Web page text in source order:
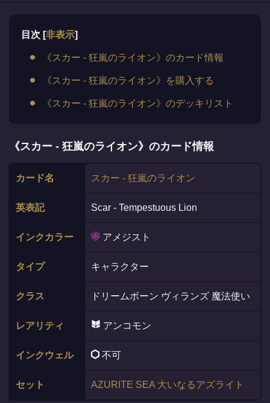
目次 [非表示]
《スカー - 狂嵐のライオン》のカード情報
《スカー - 狂嵐のライオン》を購入する
《スカー - 狂嵐のライオン》のデッキリスト
《スカー - 狂嵐のライオン》のカード情報
カード名 スカー - 狂嵐のライオン
英表記 Scar - Tempestuous Lion
インクカラー アメジスト
タイプ キャラクター
クラス ドリームボーン ヴィランズ 魔法使い
レアリティ アンコモン
インクウェル 不可
セット AZURITE SEA 大いなるアズライト